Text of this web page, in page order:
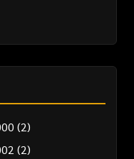
(2)
(2)